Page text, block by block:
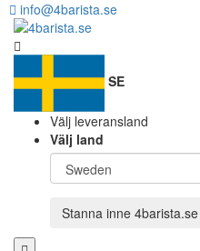
info@4barista.se
SE
Välj leveransland
Välj land
Stanna inne 4barista.se